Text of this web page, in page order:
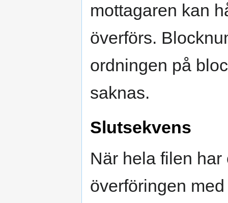
mottagaren kan
överförs.
ordningen på
saknas.
Slutsekvens
När hela filen
överföringen